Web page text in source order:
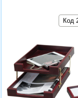
Код